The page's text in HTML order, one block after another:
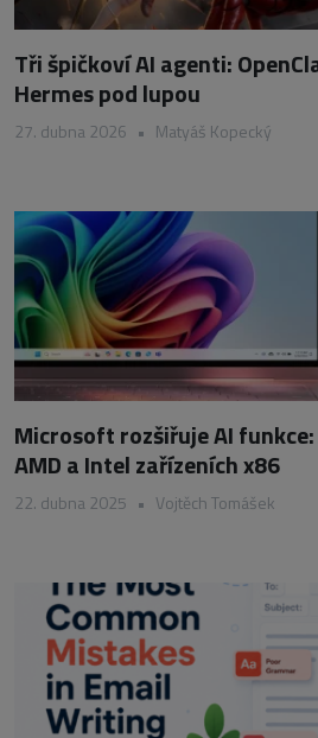
Tři špičkoví AI agenti:
Hermes pod lupou
27. dubna 2026 • Matyáš Kopecký
Microsoft rozšiřuje AI
AMD a Intel zařízeních x86
22. dubna 2025 • Vojtěch Tomášek